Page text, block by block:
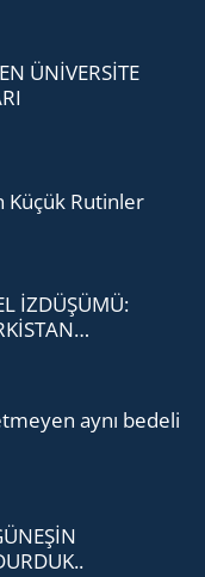
ÜNİVERSİTE
Küçük Ru­tin­ler
İZDÜŞÜMÜ:
MİRASI
aynı be­de­li